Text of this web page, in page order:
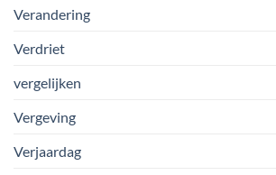
Verandering
Verdriet
vergelijken
Vergeving
Verjaardag